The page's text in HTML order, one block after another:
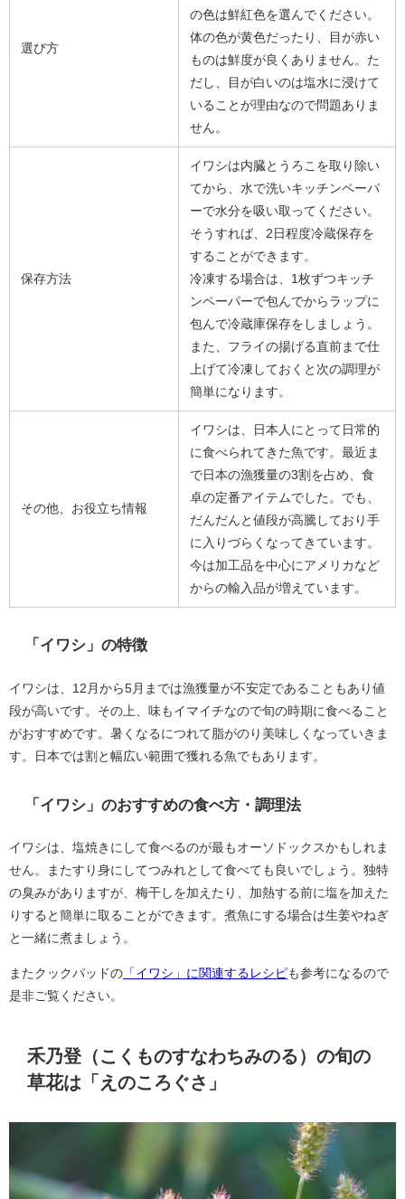
選び方
の色は鮮紅色を選んでください。
体の色が黄色だったり、目が赤い
ものは鮮度が良くありません。た
だし、目が白いのは塩水に浸けて
いることが理由なので問題ありま
せん。
保存方法
イワシは内臓とうろこを取り除い
てから、水で洗いキッチンペーパ
ーで水分を吸い取ってください。
そうすれば、2日程度冷蔵保存を
することができます。
冷凍する場合は、1枚ずつキッチ
ンペーパーで包んでからラップに
包んで冷蔵庫保存をしましょう。
また、フライの揚げる直前まで仕
上げて冷凍しておくと次の調理が
簡単になります。
その他、お役立ち情報
イワシは、日本人にとって日常的
に食べられてきた魚です。最近ま
で日本の漁獲量の3割を占め、食
卓の定番アイテムでした。でも、
だんだんと値段が高騰しており手
に入りづらくなってきています。
今は加工品を中心にアメリカなど
からの輸入品が増えています。
「イワシ」の特徴
イワシは、12月から5月までは漁獲量が不安定であることもあり値
段が高いです。その上、味もイマイチなので旬の時期に食べること
がおすすめです。暑くなるにつれて脂がのり美味しくなっていきま
す。日本では割と幅広い範囲で獲れる魚でもあります。
「イワシ」のおすすめの食べ方・調理法
イワシは、塩焼きにして食べるのが最もオーソドックスかもしれま
せん。またすり身にしてつみれとして食べても良いでしょう。独特
の臭みがありますが、梅干しを加えたり、加熱する前に塩を加えた
りすると簡単に取ることができます。煮魚にする場合は生姜やねぎ
と一緒に煮ましょう。
またクックパッドの 「イワシ」に関連するレシピも参考になるので
是非ご覧ください。
禾乃登（こくものすなわちみのる）の旬の
草花は「えのころぐさ」